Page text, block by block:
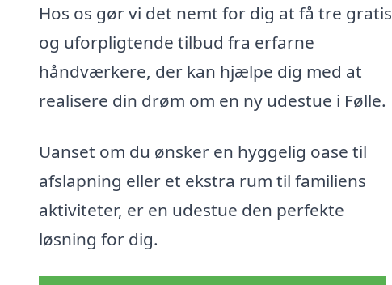
Hos os gør vi det nemt for dig at få tre gratis
og uforpligtende tilbud fra erfarne
håndværkere, der kan hjælpe dig med at
realisere din drøm om en ny udestue i Følle.
Uanset om du ønsker en hyggelig oase til
afslapning eller et ekstra rum til familiens
aktiviteter, er en udestue den perfekte
løsning for dig.